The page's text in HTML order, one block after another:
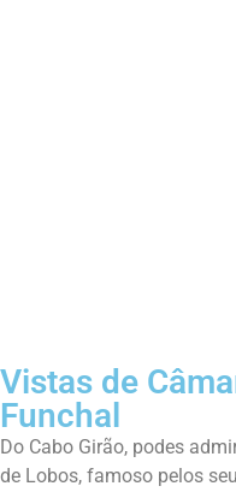
Vistas de
Funchal
Do Cabo Girão, podes
de Lobos, famoso pelos